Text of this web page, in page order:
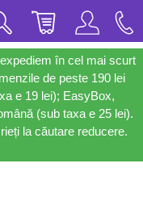
în cel mai scurt
de peste 190 lei
e 19 lei); EasyBox,
(sub taxa e 25 lei).
la căutare reducere.